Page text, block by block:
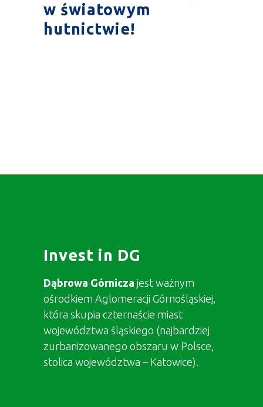
w światowym
hutnictwie!
Invest in DG
Dąbrowa Górnicza jest ważnym
ośrodkiem Aglomeracji Górnośląskiej,
która skupia czternaście miast
województwa śląskiego (najbardziej
zurbanizowanego obszaru w Polsce,
stolica województwa – Katowice).